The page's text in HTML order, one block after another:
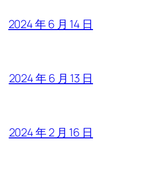
2024 年 6 月 14 日
2024 年 6 月 13 日
2024 年 2 月 16 日